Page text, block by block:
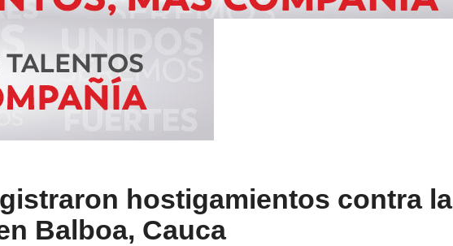
hostigamientos contra la
Balboa, Cauca